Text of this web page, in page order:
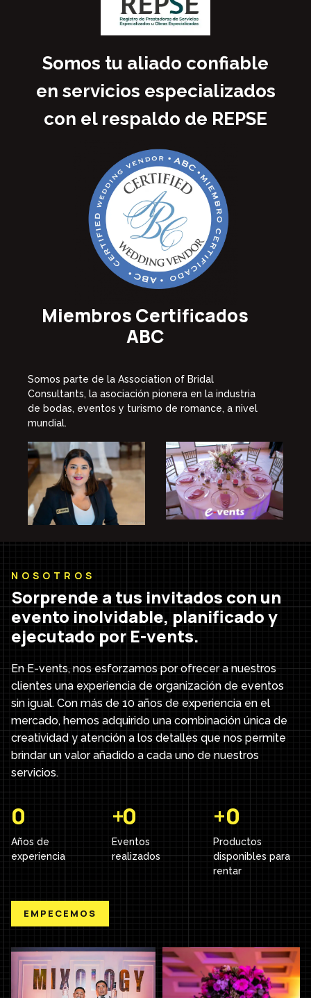
Somos tu aliado confiable
en servicios especializados
con el respaldo de REPSE
Miembros Certificados
ABC
Somos parte de la Association of Bridal
Consultants, la asociación pionera en la industria
de bodas, eventos y turismo de romance, a nivel
mundial.
NOSOTROS
Sorprende a tus invitados con un
evento inolvidable, planificado y
ejecutado por E-vents.
En E-vents, nos esforzamos por ofrecer a nuestros
clientes una experiencia de organización de eventos
sin igual. Con más de 10 años de experiencia en el
mercado, hemos adquirido una combinación única de
creatividad y atención a los detalles que nos permite
brindar un valor añadido a cada uno de nuestros
servicios.
0
Años de
experiencia
+0
Eventos
realizados
+0
Productos
disponibles para
rentar
EMPECEMOS